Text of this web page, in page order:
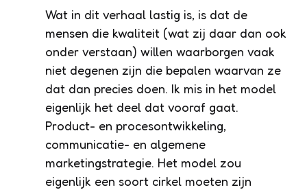
Wat in dit verhaal lastig is, is dat de
mensen die kwaliteit (wat zij daar dan ook
onder verstaan) willen waarborgen vaak
niet degenen zijn die bepalen waarvan ze
dat dan precies doen. Ik mis in het model
eigenlijk het deel dat vooraf gaat.
Product- en procesontwikkeling,
communicatie- en algemene
marketingstrategie. Het model zou
eigenlijk een soort cirkel moeten zijn